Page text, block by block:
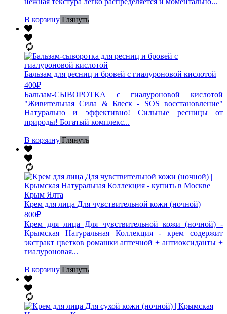
В корзину Глянуть
Бальзам для ресниц и бровей с гиалуроновой кислотой
400₽
Бальзам-СЫВОРОТКА с гиалуроновой кислотой
"Живительная Сила & Блеск - SOS восстановление"
Натурально и эффективно! Сильные ресницы от
природы! Богатый комплекс...
В корзину Глянуть
Крем для лица Для чувствительной кожи (ночной)
800₽
Крем для лица Для чувствительной кожи (ночной) -
Крымская Натуральная Коллекция - крем содержит
экстракт цветков ромашки аптечной + антиоксиданты +
гиалуроновая...
В корзину Глянуть